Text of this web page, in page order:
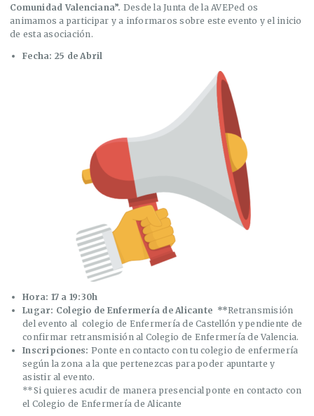
Comunidad Valenciana”. Desde la Junta de la AVEPed os
animamos a participar y a informaros sobre este evento y el inicio
de esta asociación.
Fecha: 25 de Abril
Hora: 17 a 19:30h
Lugar: Colegio de Enfermería de Alicante **Retransmisión
del evento al colegio de Enfermería de Castellón y pendiente de
confirmar retransmisión al Colegio de Enfermería de Valencia.
Inscripciones: Ponte en contacto con tu colegio de enfermería
según la zona a la que pertenezcas para poder apuntarte y
asistir al evento.
**Si quieres acudir de manera presencial ponte en contacto con
el Colegio de Enfermería de Alicante